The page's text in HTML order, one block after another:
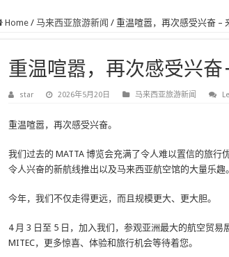
Home / 马来西亚旅游新闻 / 重温喧嚣，再次感受兴奋 –
重温喧嚣，再次感受兴奋 –
star 2026年5月20日 马来西亚旅游新闻
重温喧嚣，再次感受兴奋。
我们过去的 MATTA 博览会充满了令人难以置信的旅行
令人兴奋的新航线推出以及马来西亚航空馆的大量乐趣
今年，我们不仅走得更远，而且规模更大、更大胆。
4 月 3 日至 5 日，加入我们，参观亚洲最大的航空贸
MITEC，更多惊喜、体验和旅行机会等待着您。